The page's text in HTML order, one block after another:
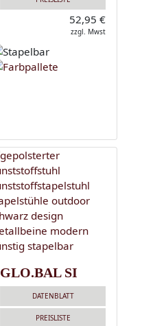
52,95 €
zzgl. Mwst
GLO.BAL SI
DATENBLATT
PREISLISTE